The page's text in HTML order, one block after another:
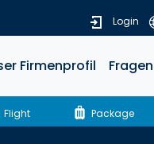
Login
Firmenprofil Fragen
Flight luggage Package